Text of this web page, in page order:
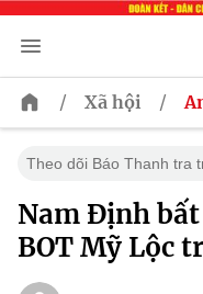
/ Xã hội /
Theo dõi Báo Thanh tra
Nam Định
BOT Mỹ Lộc